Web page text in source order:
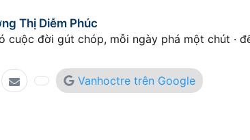
Thị Diễm Phúc
cuộc đời gút chóp, mỗi ngày phá một chút ·
Vanhoctre trên Google